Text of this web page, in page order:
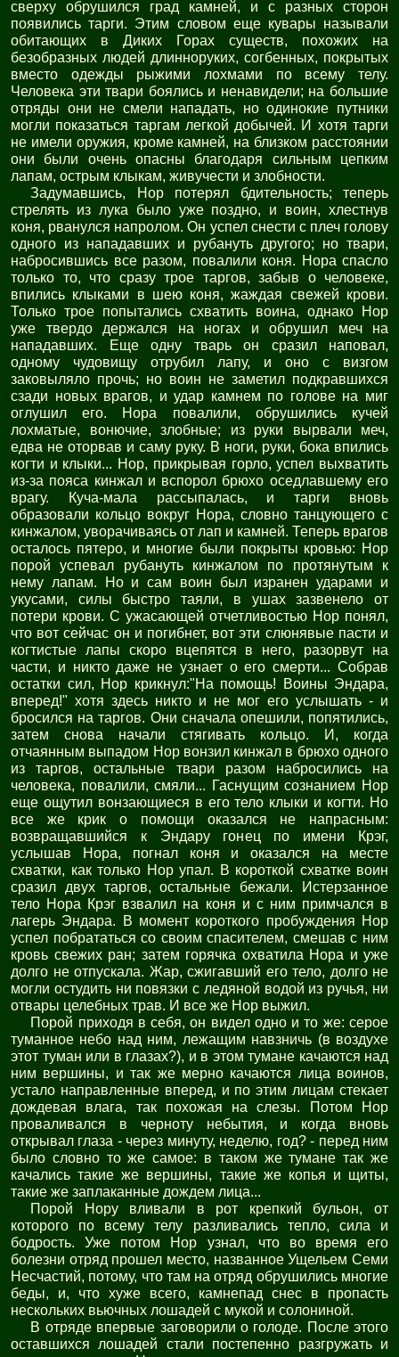
сверху обрушился град камней, и с разных сторон
появились тарги. Этим словом еще кувары называли
обитающих в Диких Горах существ, похожих на
безобразных людей длинноруких, согбенных, покрытых
вместо одежды рыжими лохмами по всему телу.
Человека эти твари боялись и ненавидели; на большие
отряды они не смели нападать, но одинокие путники
могли показаться таргам легкой добычей. И хотя тарги
не имели оружия, кроме камней, на близком расстоянии
они были очень опасны благодаря сильным цепким
лапам, острым клыкам, живучести и злобности.
Задумавшись, Нор потерял бдительность; теперь
стрелять из лука было уже поздно, и воин, хлестнув
коня, рванулся напролом. Он успел снести с плеч голову
одного из нападавших и рубануть другого; но твари,
набросившись все разом, повалили коня. Нора спасло
только то, что сразу трое таргов, забыв о человеке,
впились клыками в шею коня, жаждая свежей крови.
Только трое попытались схватить воина, однако Нор
уже твердо держался на ногах и обрушил меч на
нападавших. Еще одну тварь он сразил наповал,
одному чудовищу отрубил лапу, и оно с визгом
заковыляло прочь; но воин не заметил подкравшихся
сзади новых врагов, и удар камнем по голове на миг
оглушил его. Нора повалили, обрушились кучей
лохматые, вонючие, злобные; из руки вырвали меч,
едва не оторвав и саму руку. В ноги, руки, бока впились
когти и клыки... Нор, прикрывая горло, успел выхватить
из-за пояса кинжал и вспорол брюхо оседлавшему его
врагу. Куча-мала рассыпалась, и тарги вновь
образовали кольцо вокруг Нора, словно танцующего с
кинжалом, уворачиваясь от лап и камней. Теперь врагов
осталось пятеро, и многие были покрыты кровью: Нор
порой успевал рубануть кинжалом по протянутым к
нему лапам. Но и сам воин был изранен ударами и
укусами, силы быстро таяли, в ушах зазвенело от
потери крови. С ужасающей отчетливостью Нор понял,
что вот сейчас он и погибнет, вот эти слюнявые пасти и
когтистые лапы скоро вцепятся в него, разорвут на
части, и никто даже не узнает о его смерти... Собрав
остатки сил, Нор крикнул:"На помощь! Воины Эндара,
вперед!" хотя здесь никто и не мог его услышать - и
бросился на таргов. Они сначала опешили, попятились,
затем снова начали стягивать кольцо. И, когда
отчаянным выпадом Нор вонзил кинжал в брюхо одного
из таргов, остальные твари разом набросились на
человека, повалили, смяли... Гаснущим сознанием Нор
еще ощутил вонзающиеся в его тело клыки и когти. Но
все же крик о помощи оказался не напрасным:
возвращавшийся к Эндару гонец по имени Крэг,
услышав Нора, погнал коня и оказался на месте
схватки, как только Нор упал. В короткой схватке воин
сразил двух таргов, остальные бежали. Истерзанное
тело Нора Крэг взвалил на коня и с ним примчался в
лагерь Эндара. В момент короткого пробуждения Нор
успел побрататься со своим спасителем, смешав с ним
кровь свежих ран; затем горячка охватила Нора и уже
долго не отпускала. Жар, сжигавший его тело, долго не
могли остудить ни повязки с ледяной водой из ручья, ни
отвары целебных трав. И все же Нор выжил.
Порой приходя в себя, он видел одно и то же: серое
туманное небо над ним, лежащим навзничь (в воздухе
этот туман или в глазах?), и в этом тумане качаются над
ним вершины, и так же мерно качаются лица воинов,
устало направленные вперед, и по этим лицам стекает
дождевая влага, так похожая на слезы. Потом Нор
проваливался в черноту небытия, и когда вновь
открывал глаза - через минуту, неделю, год? - перед ним
было словно то же самое: в таком же тумане так же
качались такие же вершины, такие же копья и щиты,
такие же заплаканные дождем лица...
Порой Нору вливали в рот крепкий бульон, от
которого по всему телу разливались тепло, сила и
бодрость. Уже потом Нор узнал, что во время его
болезни отряд прошел место, названное Ущельем Семи
Несчастий, потому, что там на отряд обрушились многие
беды, и, что хуже всего, камнепад снес в пропасть
нескольких вьючных лошадей с мукой и солониной.
В отряде впервые заговорили о голоде. После этого
оставшихся лошадей стали постепенно разгружать и